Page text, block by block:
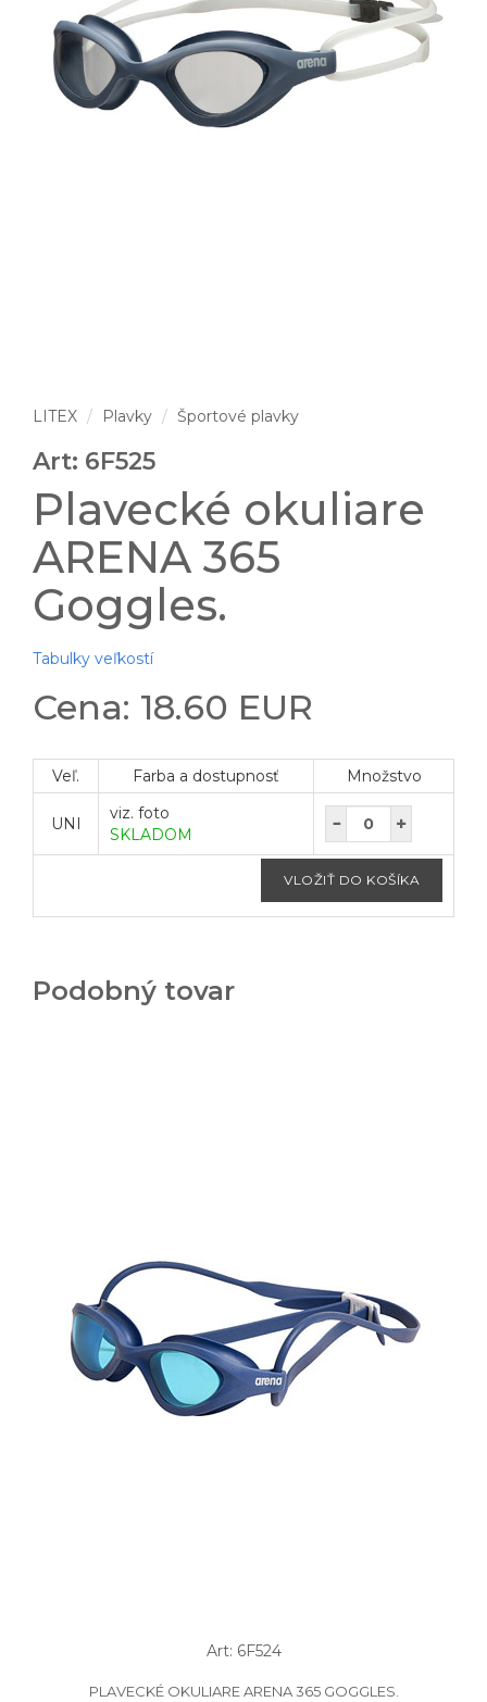
LITEX Plavky Športové plavky
Art: 6F525
Plavecké okuliare
ARENA 365
Goggles.
Tabulky veľkostí
Cena: 18.60 EUR
Veľ. Farba a dostupnosť Množstvo
UNI
viz. foto
SKLADOM
Podobný tovar
Art: 6F524
PLAVECKÉ OKULIARE ARENA 365 GOGGLES.